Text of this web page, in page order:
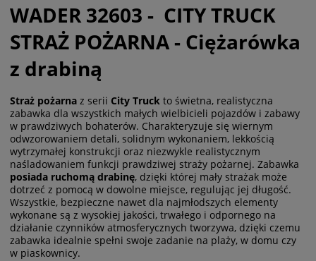
WADER 32603 - CITY TRUCK
STRAŻ POŻARNA - Ciężarówka
z drabiną
Straż pożarna z serii City Truck to świetna, realistyczna
zabawka dla wszystkich małych wielbicieli pojazdów i zabawy
w prawdziwych bohaterów. Charakteryzuje się wiernym
odwzorowaniem detali, solidnym wykonaniem, lekkością
wytrzymałej konstrukcji oraz niezwykle realistycznym
naśladowaniem funkcji prawdziwej straży pożarnej. Zabawka
posiada ruchomą drabinę, dzięki której mały strażak może
dotrzeć z pomocą w dowolne miejsce, regulując jej długość.
Wszystkie, bezpieczne nawet dla najmłodszych elementy
wykonane są z wysokiej jakości, trwałego i odpornego na
działanie czynników atmosferycznych tworzywa, dzięki czemu
zabawka idealnie spełni swoje zadanie na plaży, w domu czy
w piaskownicy.